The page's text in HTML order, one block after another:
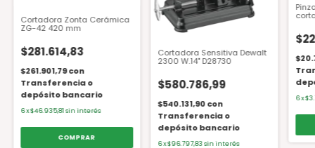
Cortadora Zonta Cerámica
ZG-42 420 mm
$281.614,83
$261.901,79con
Transferencia o
depósito bancario
6x$46.935,81sin interés
Cortadora Sensitiva Dewalt
2300 W.14" D28730
$580.786,99
$540.131,90con
Transferencia o
depósito bancario
6x$96.797,83 sin interés
6x